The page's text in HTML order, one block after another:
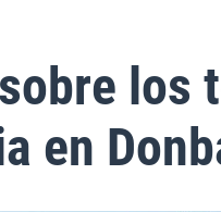
los
en